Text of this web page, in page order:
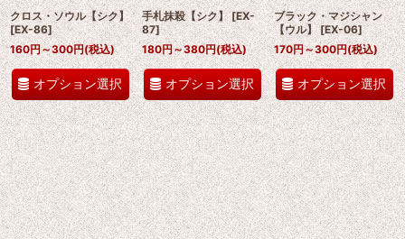
クロス・ソウル【シク】
[EX-86]
160円～300円(税込)
オプション選択
手札抹殺【シク】 [EX-
87]
180円～380円(税込)
オプション選択
ブラック・マジシャン
【ウル】 [EX-06]
170円～300円(税込)
オプション選択